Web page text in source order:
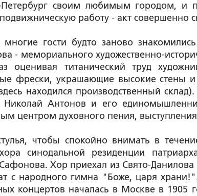
Петербург своим любимым городом, и
работу - акт совершенно
гости будто заново
- мемориального художественно-
титанический труд
фрески, украшающие высокие стены
находился производственный
Николай Антонов и его
центром духовного пения,
чтобы спокойно внимать в
синодальной резиденции
Сафонова. Хор приехал из Свято-
с народного гимна "Боже, царя
концертов началась в Москве в 1905